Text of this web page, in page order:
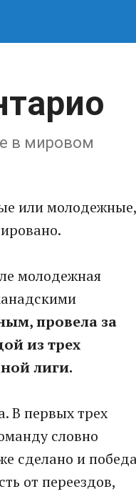
в мировом
или молодежные,
молодежная
провела за
из трех
лиги.
В первых трех
словно
сделано и
от переездов,